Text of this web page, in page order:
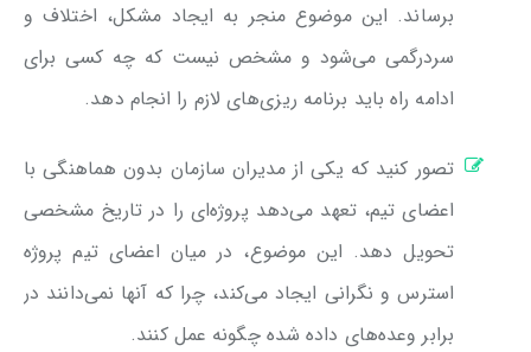
برساند. این موضوع منجر به ایجاد مشکل، اختلاف و
سردرگمی می‌شود و مشخص نیست که چه کسی برای
ادامه راه باید برنامه ریزی‌های لازم را انجام دهد.
تصور کنید که یکی از مدیران سازمان بدون هماهنگی با
اعضای تیم، تعهد می‌دهد پروژه‌ای را در تاریخ مشخصی
تحویل دهد. این موضوع، در میان اعضای تیم پروژه
استرس و نگرانی ایجاد می‌کند، چرا که آنها نمی‌دانند در
برابر وعده‌های داده شده چگونه عمل کنند.